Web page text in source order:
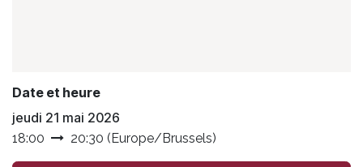
Date et heure
jeudi 21 mai 2026
18:00 20:30 (Europe/Brussels)